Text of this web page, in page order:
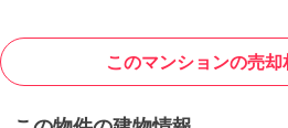
このマンションの売却